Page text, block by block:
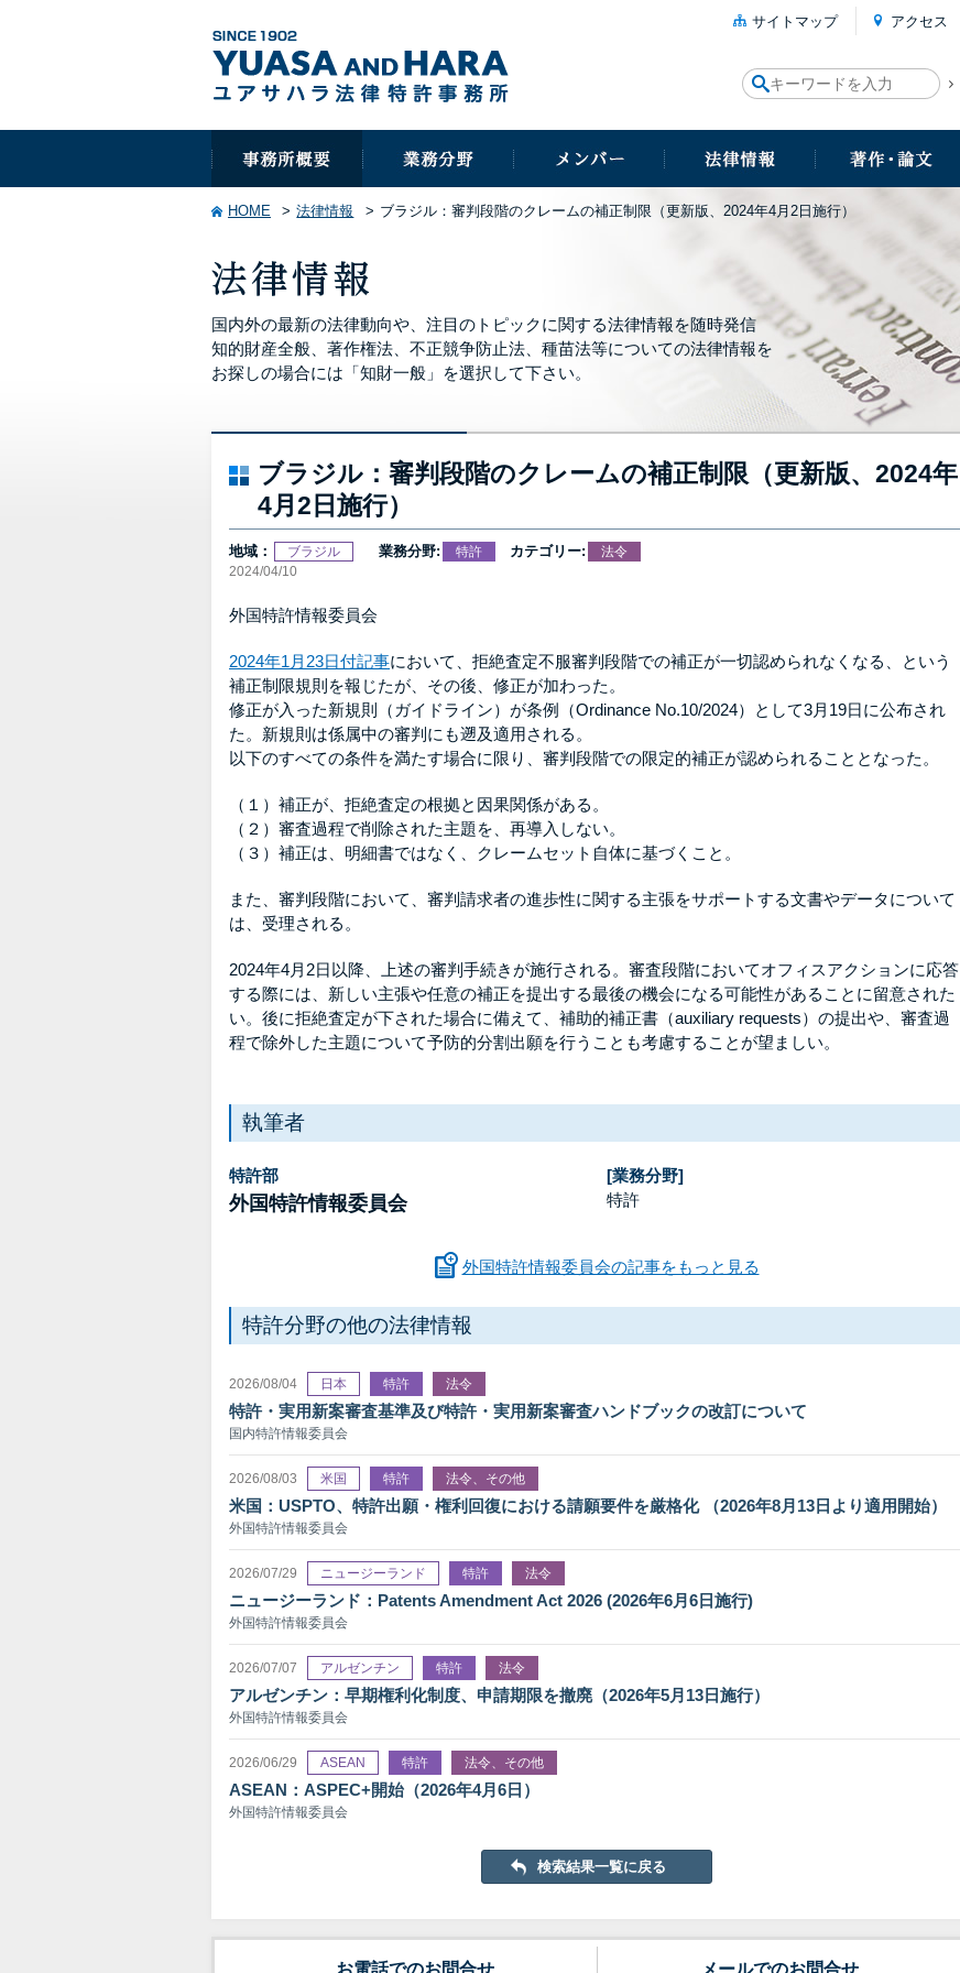
サイトマップ アクセス
HOME 法律情報 ブラジル：審判段階のクレームの補正制限（更新版、2024年4月2日施行）
国内外の最新の法律動向や、注目のトピックに関する法律情報を随時発信
知的財産全般、著作権法、不正競争防止法、種苗法等についての法律情報を
お探しの場合には「知財一般」を選択して下さい。
ブラジル：審判段階のクレームの補正制限（更新版、2024年
4月2日施行）
地域： ブラジル 業務分野: 特許 カテゴリー:
法令
2024/04/10
外国特許情報委員会
2024年1月23日付記事において、拒絶査定不服審判段階での補正が一切認められなくなる、という
補正制限規則を報じたが、その後、修正が加わった。
修正が入った新規則（ガイドライン）が条例（Ordinance No.10/2024）として3月19日に公布され
た。新規則は係属中の審判にも遡及適用される。
以下のすべての条件を満たす場合に限り、審判段階での限定的補正が認められることとなった。
（１）補正が、拒絶査定の根拠と因果関係がある。
（２）審査過程で削除された主題を、再導入しない。
（３）補正は、明細書ではなく、クレームセット自体に基づくこと。
また、審判段階において、審判請求者の進歩性に関する主張をサポートする文書やデータについて
は、受理される。
2024年4月2日以降、上述の審判手続きが施行される。審査段階においてオフィスアクションに応答
する際には、新しい主張や任意の補正を提出する最後の機会になる可能性があることに留意された
い。後に拒絶査定が下された場合に備えて、補助的補正書（auxiliary requests）の提出や、審査過
程で除外した主題について予防的分割出願を行うことも考慮することが望ましい。
執筆者
特許部
外国特許情報委員会
[業務分野]
特許
外国特許情報委員会の記事をもっと見る
特許分野の他の法律情報
2026/08/04 日本 特許 法令
特許・実用新案審査基準及び特許・実用新案審査ハンドブックの改訂について
国内特許情報委員会
2026/08/03 米国 特許 法令、その他
米国：USPTO、特許出願・権利回復における請願要件を厳格化 （2026年8月13日より適用開始）
外国特許情報委員会
2026/07/29 ニュージーランド 特許 法令
ニュージーランド：Patents Amendment Act 2026 (2026年6月6日施行)
外国特許情報委員会
2026/07/07 アルゼンチン 特許 法令
アルゼンチン：早期権利化制度、申請期限を撤廃（2026年5月13日施行）
外国特許情報委員会
2026/06/29 ASEAN 特許 法令、その他
ASEAN：ASPEC+開始（2026年4月6日）
外国特許情報委員会
検索結果一覧に戻る
お電話でのお問合せ メールでのお問合せ